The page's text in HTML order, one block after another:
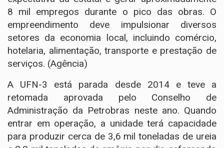
8 mil empregos durante o pico das obras. O
empreendimento deve impulsionar diversos
setores da economia local, incluindo comércio,
hotelaria, alimentação, transporte e prestação de
serviços. (Agência)
A UFN-3 está parada desde 2014 e teve a
retomada aprovada pelo Conselho de
Administração da Petrobras neste ano. Quando
entrar em operação, a unidade terá capacidade
para produzir cerca de 3,6 mil toneladas de ureia